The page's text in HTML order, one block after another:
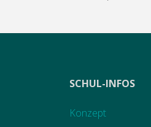
SCHUL-INFOS
Konzept